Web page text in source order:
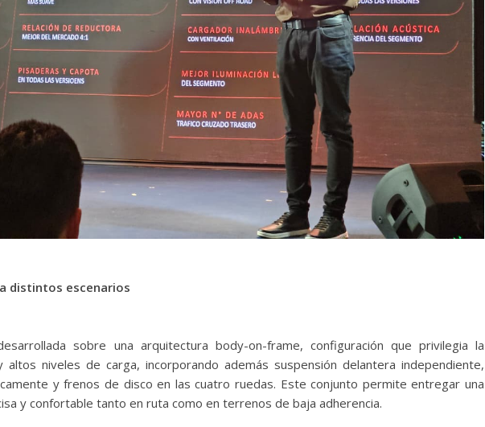
distintos escenarios
sobre una arquitectura body-on-frame, configuración que privilegia la
niveles de carga, incorporando además suspensión delantera independiente,
y frenos de disco en las cuatro ruedas. Este conjunto permite entregar una
y confortable tanto en ruta como en terrenos de baja adherencia.